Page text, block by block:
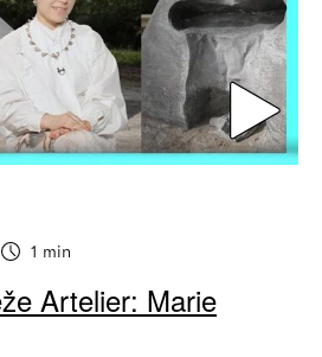
1 min
Artelier: Marie